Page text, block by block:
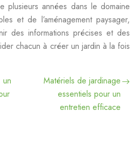
plusieurs années dans le domaine
et de l’aménagement paysager,
des informations précises et des
chacun à créer un jardin à la fois
un
Matériels de jardinage
essentiels pour un
entretien efficace